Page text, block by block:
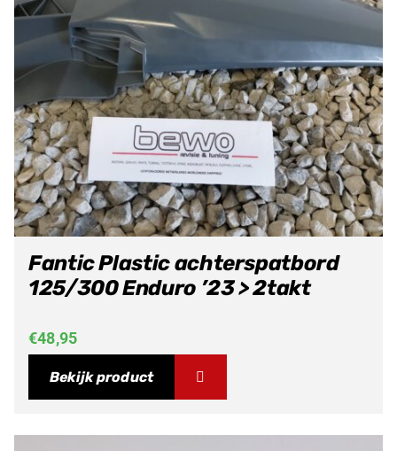
Fantic Plastic achterspatbord
125/300 Enduro ’23 > 2takt
€48,95
Bekijk product